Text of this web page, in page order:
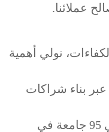
عملائنا.
نولي أهمية
بناء شراكات
استراتيجية مع الجامعات، حوالي 95 جامعة في